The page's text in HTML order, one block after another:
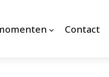
Contact